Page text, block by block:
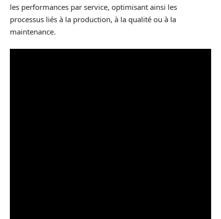
les performances par service, optimisant ainsi les
processus liés à la production, à la qualité ou à la
maintenance.